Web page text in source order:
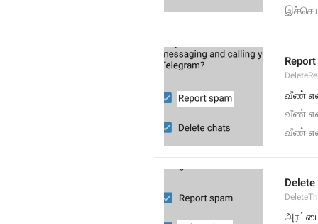
வீண்
வீண்
வீண் என